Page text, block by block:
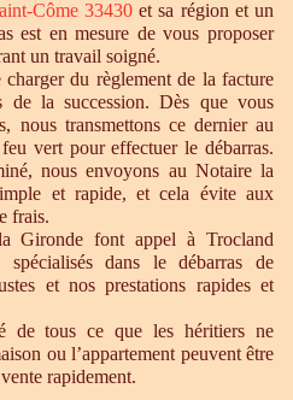
Côme 33430 et sa région et un
est en mesure de vous proposer
un travail soigné.
du règlement de la facture
de la succession. Dès que vous
nous transmettons ce dernier au
vert pour effectuer le débarras.
nous envoyons au Notaire la
et rapide, et cela évite aux
frais.
Gironde font appel à Trocland
spécialisés dans le débarras de
et nos prestations rapides et
tous ce que les héritiers ne
ou l’appartement peuvent être
rapidement.